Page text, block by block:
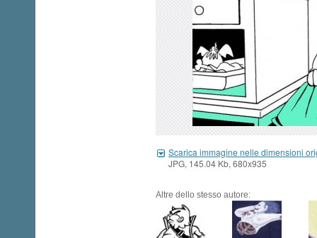
Scarica immagine nelle dimensioni
JPG, 145.04 Kb, 680x935
Altre dello stesso autore: